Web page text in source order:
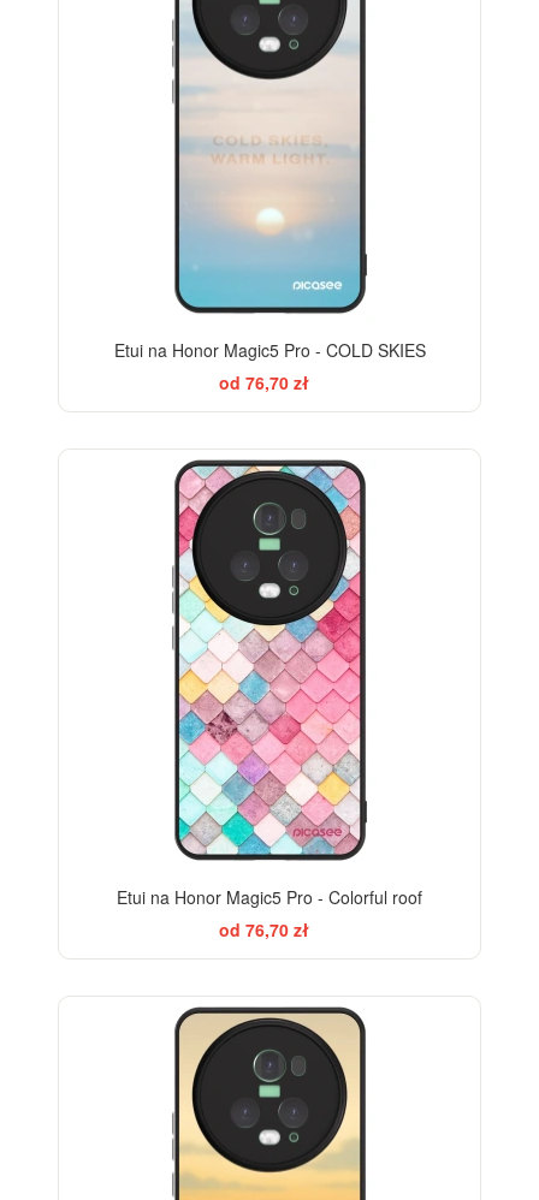
Etui na Honor Magic5 Pro - COLD SKIES
od 76,70 zł
Etui na Honor Magic5 Pro - Colorful roof
od 76,70 zł